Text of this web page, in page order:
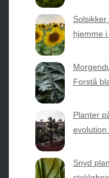
hjemme
Forstå
Planter
evolution
Snyd
sæsonens grønne
2026 © Web Atelier ApS
Privatlivspolitik &